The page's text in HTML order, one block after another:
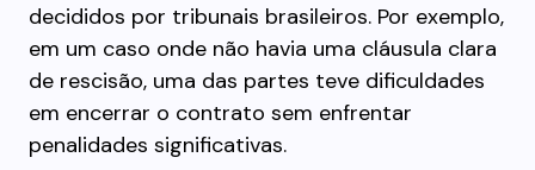
decididos por tribunais brasileiros. Por exemplo,
em um caso onde não havia uma cláusula clara
de rescisão, uma das partes teve dificuldades
em encerrar o contrato sem enfrentar
penalidades significativas.